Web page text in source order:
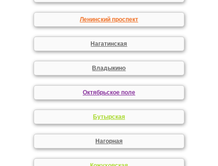
Ленинский проспект
Нагатинская
Владыкино
Октябрьское поле
Бутырская
Нагорная